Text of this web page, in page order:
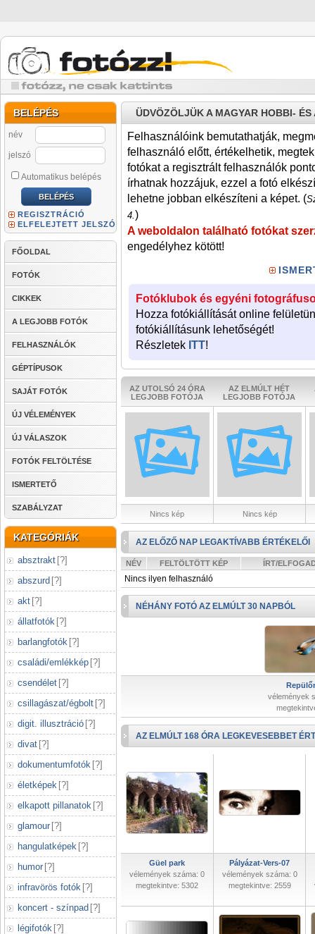
BELÉPÉS
név
jelszó
Automatikus belépés
REGISZTRÁCIÓ
ELFELEJTETT JELSZÓ
FŐOLDAL
FOTÓK
CIKKEK
A LEGJOBB FOTÓK
FELHASZNÁLÓK
GÉPTÍPUSOK
SAJÁT FOTÓK
ÚJ VÉLEMÉNYEK
ÚJ VÁLASZOK
FOTÓK FELTÖLTÉSE
ISMERTETŐ
SZABÁLYZAT
KATEGÓRIÁK
absztrakt [?]
abszurd [?]
akt [?]
állatfotók [?]
barlangfotók [?]
családi/emlékkép [?]
csendélet [?]
csillagászat/égbolt [?]
digit. illusztráció [?]
divat [?]
dokumentumfotók [?]
életképek [?]
elkapott pillanatok [?]
glamour [?]
hangulatképek [?]
humor [?]
infravörös fotók [?]
koncert - színpad [?]
légifotók [?]
ÜDVÖZÖLJÜK A MAGYAR HOBBI-
Felhasználóink bemutathatják,
felhasználó előtt, értékelhetik,
fotókat a regisztrált felhasználók
írhatnak hozzájuk, ezzel a fotó
lehetne jobban elkészíteni a képet. (
4.)
A weboldalon található fotókat
engedélyhez kötött!
Fotóklubok és egyéni
Hozza fotókiállítását online
fotókiállításunk lehetőségét!
Részletek ITT!
AZ UTOLSÓ 24 ÓRA
LEGJOBB FOTÓJA
AZ ELMÚLT HÉT
LEGJOBB FOTÓJA
Nincs kép Nincs kép
AZ ELŐZŐ NAP LEGAKTÍVABB ÉRTÉKELŐI
NÉV FELTÖLTÖTT KÉP ÍRT/
Nincs ilyen felhasználó
NÉHÁNY FOTÓ AZ ELMÚLT 30 NAPBÓL
vélemények
AZ ELMÚLT 168 ÓRA LEGKEVESEBBET
Güel park
vélemények száma: 0
megtekintve: 5302
Pályázat-Vers-07
vélemények száma: 0
megtekintve: 2559